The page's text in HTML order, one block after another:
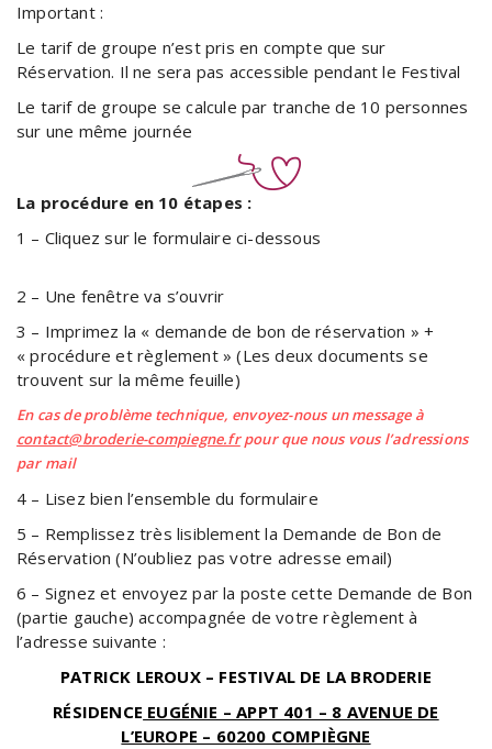
Important :
Le tarif de groupe n’est pris en compte que sur
Réservation. Il ne sera pas accessible pendant le Festival
Le tarif de groupe se calcule par tranche de 10 personnes
sur une même journée
La procédure en 10 étapes :
1 – Cliquez sur le formulaire ci-dessous
2 – Une fenêtre va s’ouvrir
3 – Imprimez la « demande de bon de réservation » +
« procédure et règlement » (Les deux documents se
trouvent sur la même feuille)
En cas de problème technique, envoyez-nous un message à
contact@broderie-compiegne.frpour que nous vous l’adressions
par mail
4 – Lisez bien l’ensemble du formulaire
5 – Remplissez très lisiblement la Demande de Bon de
Réservation (N’oubliez pas votre adresse email)
6 – Signez et envoyez par la poste cette Demande de Bon
(partie gauche) accompagnée de votre règlement à
l’adresse suivante :
PATRICK LEROUX – FESTIVAL DE LA BRODERIE
RÉSIDENCE EUGÉNIE – APPT 401 – 8 AVENUE DE
L’EUROPE – 60200 COMPIÈGNE